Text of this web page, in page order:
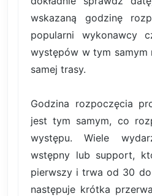
wskazaną godzinę
popularni wykonawcy
występów w tym samym
samej trasy.
Godzina rozpoczęcia
jest tym samym, co
występu. Wiele
wstępny lub support,
pierwszy i trwa od 30
następuje krótka